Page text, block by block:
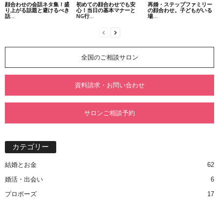
顔合わせの会話ネタ集！盛
り上がる話題と避けるべき
話...
初めての顔合わせでも安
心！当日の基本マナーと
NG行...
再婚・ステップファミリー
の顔合わせ。子どもがいる
場...
全国のご相談サロン
資料請求・お問い合わせ
サロンご相談予約
カテゴリー
結婚とお金
62
婚活・出会い
6
プロポーズ
17